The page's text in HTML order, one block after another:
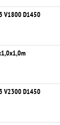
V1800 D1450
V2300 D1450